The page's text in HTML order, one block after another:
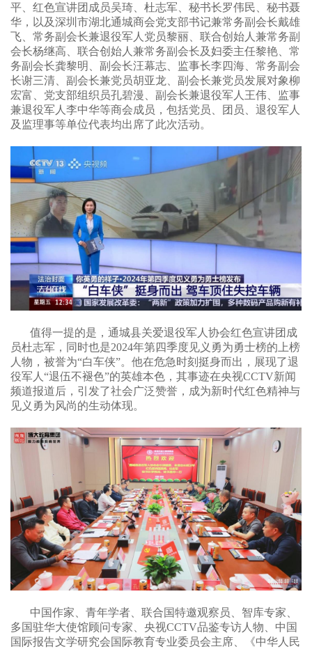
平、红色宣讲团成员吴琦、杜志军、秘书长罗伟民、秘书聂
华，以及深圳市湖北通城商会党支部书记兼常务副会长戴雄
飞、常务副会长兼退役军人党员黎丽、联合创始人兼常务副
会长杨继高、联合创始人兼常务副会长及妇委主任黎艳、常
务副会长龚黎明、副会长汪幕志、监事长李四海、常务副会
长谢三清、副会长兼党员胡亚龙、副会长兼党员发展对象柳
宏富、党支部组织员孔碧漫、副会长兼退役军人王伟、监事
兼退役军人李中华等商会成员，包括党员、团员、退役军人
及监理事等单位代表均出席了此次活动。
值得一提的是，通城县关爱退役军人协会红色宣讲团成
员杜志军，同时也是2024年第四季度见义勇为勇士榜的上榜
人物，被誉为“白车侠”。他在危急时刻挺身而出，展现了退
役军人“退伍不褪色”的英雄本色，其事迹在央视CCTV新闻
频道报道后，引发了社会广泛赞誉，成为新时代红色精神与
见义勇为风尚的生动体现。
中国作家、青年学者、联合国特邀观察员、智库专家、
多国驻华大使馆顾问专家、央视CCTV品鉴专访人物、中国
国际报告文学研究会国际教育专业委员会主席、《中华人民